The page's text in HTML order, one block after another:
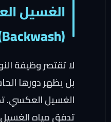
الغسيل
(Backwash)
لا تقتصر وظيفة
بل يظهر دورها
الغسيل العكسي.
تدفق مياه